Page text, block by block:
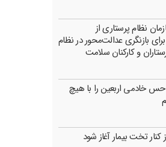
نظام پرستاری از
بازنگری عدالت‌محور در نظام
و کارکنان سلامت
خادمی اربعین را با هیچ
کنار تخت بیمار آغاز شود